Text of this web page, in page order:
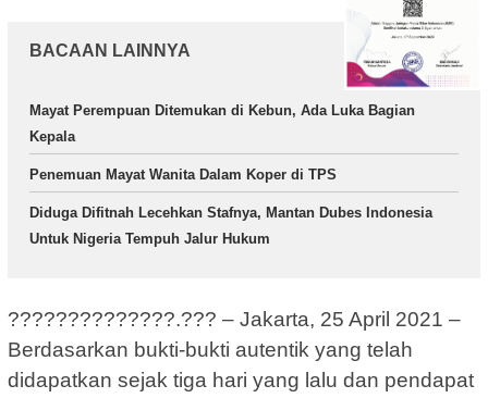
BACAAN LAINNYA
Mayat Perempuan Ditemukan di Kebun, Ada Luka Bagian
Kepala
Penemuan Mayat Wanita Dalam Koper di TPS
Diduga Difitnah Lecehkan Stafnya, Mantan Dubes Indonesia
Untuk Nigeria Tempuh Jalur Hukum
??????????????.??? – Jakarta, 25 April 2021 –
Berdasarkan bukti-bukti autentik yang telah
didapatkan sejak tiga hari yang lalu dan pendapat